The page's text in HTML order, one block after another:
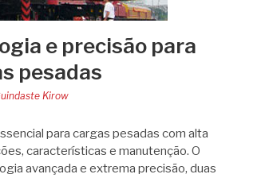
e precisão para
pesadas
Kirow
para cargas pesadas com alta
características e manutenção. O
avançada e extrema precisão, duas